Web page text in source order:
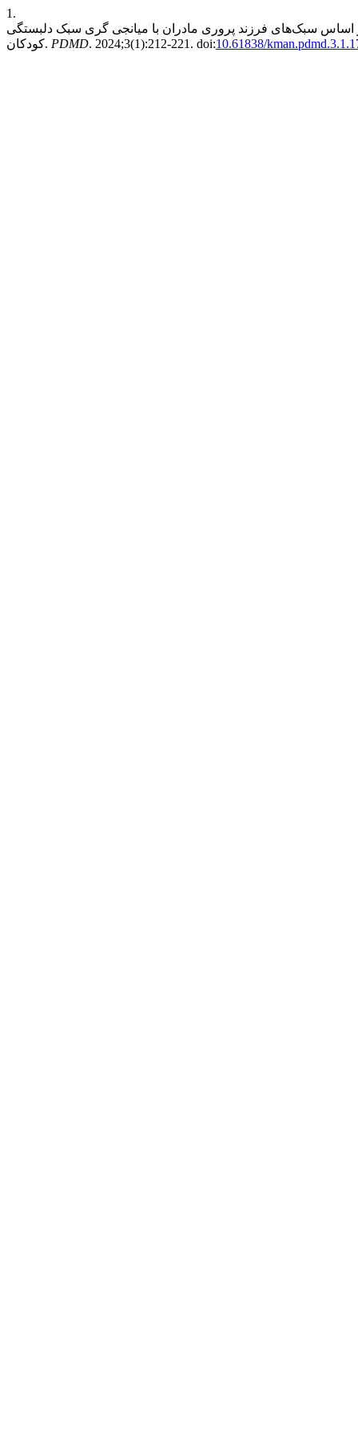
1.
اساس سبک‌های فرزند پروری مادران با میانجی گری سبک دلبستگی
کودکان. PDMD. 2024;3(1):212-221. doi:10.61838/